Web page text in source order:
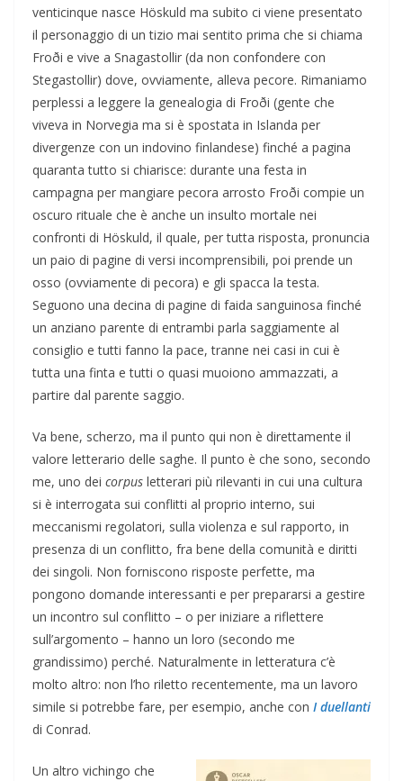
venticinque nasce Höskuld ma subito ci viene presentato
il personaggio di un tizio mai sentito prima che si chiama
Froði e vive a Snagastollir (da non confondere con
Stegastollir) dove, ovviamente, alleva pecore. Rimaniamo
perplessi a leggere la genealogia di Froði (gente che
viveva in Norvegia ma si è spostata in Islanda per
divergenze con un indovino finlandese) finché a pagina
quaranta tutto si chiarisce: durante una festa in
campagna per mangiare pecora arrosto Froði compie un
oscuro rituale che è anche un insulto mortale nei
confronti di Höskuld, il quale, per tutta risposta, pronuncia
un paio di pagine di versi incomprensibili, poi prende un
osso (ovviamente di pecora) e gli spacca la testa.
Seguono una decina di pagine di faida sanguinosa finché
un anziano parente di entrambi parla saggiamente al
consiglio e tutti fanno la pace, tranne nei casi in cui è
tutta una finta e tutti o quasi muoiono ammazzati, a
partire dal parente saggio.
Va bene, scherzo, ma il punto qui non è direttamente il
valore letterario delle saghe. Il punto è che sono, secondo
me, uno dei corpus letterari più rilevanti in cui una cultura
si è interrogata sui conflitti al proprio interno, sui
meccanismi regolatori, sulla violenza e sul rapporto, in
presenza di un conflitto, fra bene della comunità e diritti
dei singoli. Non forniscono risposte perfette, ma
pongono domande interessanti e per prepararsi a gestire
un incontro sul conflitto – o per iniziare a riflettere
sull’argomento – hanno un loro (secondo me
grandissimo) perché. Naturalmente in letteratura c’è
molto altro: non l’ho riletto recentemente, ma un lavoro
simile si potrebbe fare, per esempio, anche con I duellanti
di Conrad.
Un altro vichingo che